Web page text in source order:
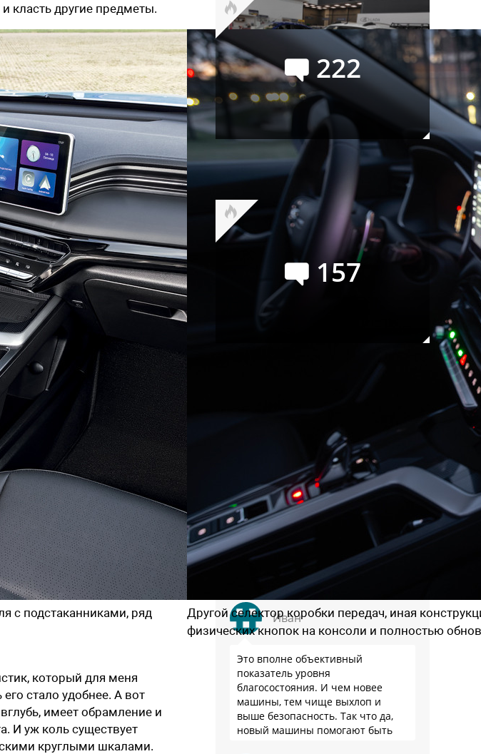
класть другие предметы.
с подстаканниками, ряд
Другой селектор коробки передач, иная
физических кнопок на консоли и полностью
который для меня
стало удобнее. А вот
имеет обрамление и
И уж коль существует
круглыми шкалами.
222
Российский авторынок в июле:
лучший месяц текущего года
157
Cayman): наперекор судьбе
Сейчас обсуждают
Сергей
Докатались, база для сравнения -
Пакистан... Хотя, к нашему стыду,
уже даже в Бразилии продажи
новых авто в пересчете на
население выше.
Иван
Это вполне объективный
показатель уровня
благосостояния. И чем новее
машины, тем чище выхлоп и
выше безопасность. Так что да,
новый машины помогают быть